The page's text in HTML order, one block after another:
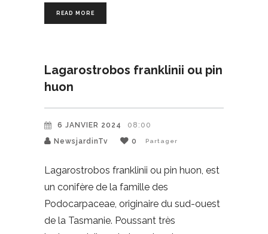
READ MORE
Lagarostrobos franklinii ou pin
huon
6 JANVIER 2024
08:00
NewsjardinTv
0 Partager
Lagarostrobos franklinii ou pin huon, est
un conifère de la famille des
Podocarpaceae, originaire du sud-ouest
de la Tasmanie. Poussant très